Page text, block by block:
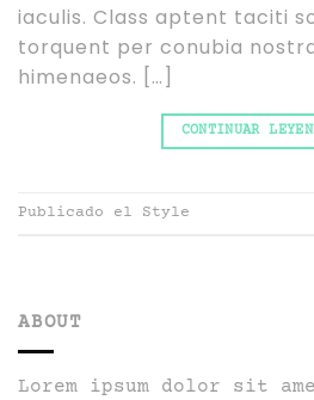
iaculis. Class aptent taciti
torquent per conubia
himenaeos. […]
CONTINUAR
Publicado el Style
ABOUT
Lorem ipsum dolor sit